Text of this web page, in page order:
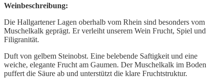
Weinbeschreibung:
Die Hallgartener Lagen oberhalb vom Rhein sind besonders vom
Muschelkalk geprägt. Er verleiht unserem Wein Frucht, Spiel und
Filigranität.
Duft von gelbem Steinobst. Eine belebende Saftigkeit und eine
weiche, elegante Frucht am Gaumen. Der Muschelkalk im Boden
puffert die Säure ab und unterstützt die klare Fruchtstruktur.